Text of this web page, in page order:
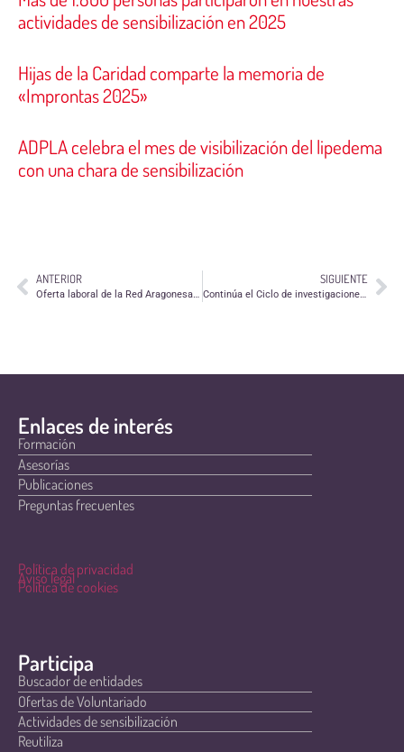
actividades de sensibilización en 2025
Hijas de la Caridad comparte la memoria de
«Improntas 2025»
ADPLA celebra el mes de visibilización del lipedema
con una chara de sensibilización
ANTERIOR
Oferta laboral de la Red Aragonesa de Entidades de Inclusión Social
SIGUIENTE
Continúa el Ciclo de investigaciones doctorales que contribuyen a defender los Derechos de la infancia
Enlaces de interés
Formación
Asesorías
Publicaciones
Preguntas frecuentes
Política de privacidad
Aviso legal
Política de cookies
Participa
Buscador de entidades
Ofertas de Voluntariado
Actividades de sensibilización
Reutiliza